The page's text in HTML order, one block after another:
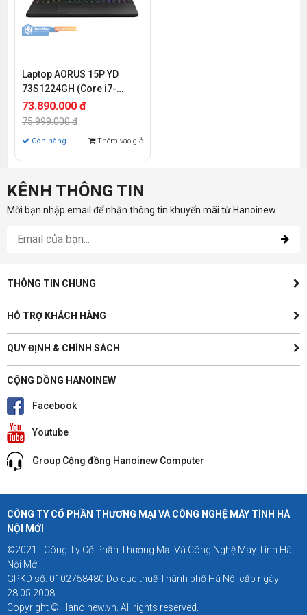
Laptop AORUS 15P YD
73S1224GH (Core i7-
11800H | 16GB | 1TB SSD |
RTX 3080 8GB | 15.6 inch
73.890.000 đ
75.999.000 đ
Còn hàng Thêm vào giỏ
KÊNH THÔNG TIN
Mời bạn nhập email để nhận thông tin khuyến mãi từ Hanoinew
THÔNG TIN CHUNG
HỖ TRỢ KHÁCH HÀNG
QUY ĐỊNH & CHÍNH SÁCH
CỘNG DỒNG HANOINEW
Facebook
Youtube
Group Cộng đồng Hanoinew Computer
CÔNG TY CỔ PHẦN THƯƠNG MẠI VÀ CÔNG NGHỆ MÁY TÍNH HÀ
NỘI MỚI
©2021 - Công Ty Cổ Phần Thương Mại Và Công Nghệ Máy Tính Hà
Nội Mới
GPKD số: 0102758480 Do cục thuế Thành phố Hà Nội cấp ngày
28.05.2008
Copyright © Hanoinew.vn. All rights reserved.